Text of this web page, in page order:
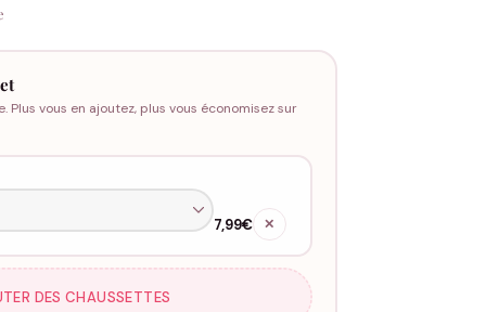
vous en ajoutez, plus vous économisez sur
7,99€ ✕
DES CHAUSSETTES